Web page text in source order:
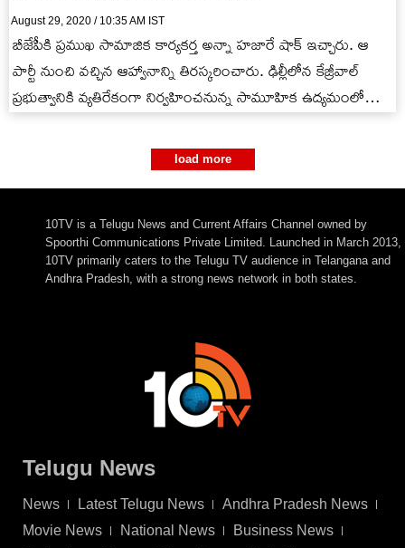
August 29, 2020 / 10:35 AM IST
బీజేపీకి ప్రముఖ సామాజిక కార్యకర్త అన్నా హజారే షాక్ ఇచ్చారు. ఆ
పార్టీ నుంచి వచ్చిన ఆహ్వానాన్ని తిరస్కరించారు. ఢిల్లీలోన కేజ్రీవాల్
ప్రభుత్వానికి వ్యతిరేకంగా నిర్వహించనున్న సామూహిక ఉద్యమంలో
load more
10TV is a Telugu News and Current Affairs Channel owned by
Spoorthi Communications Private Limited. Launched in March 2013,
10TV primarily caters to the Telugu TV audience in Telangana and
Andhra Pradesh, with a strong news network in both states.
Telugu News
News Latest Telugu News
Andhra Pradesh News
Movie News
National News
Business News